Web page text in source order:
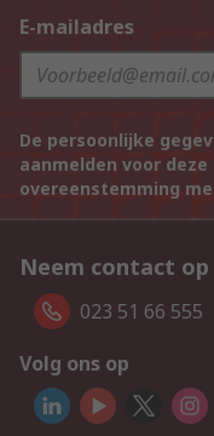
E-mailadres
De persoonlijke
aanmelden voor
overeenstemming
Neem contact op
023 51 66 555
Volg ons op